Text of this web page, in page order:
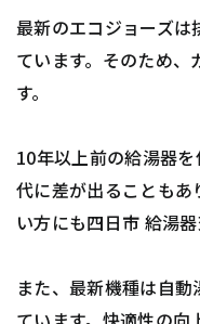
最新のエコジョーズ
ています。そのため、
す。
10年以上前の給湯器
代に差が出ることもあ
い方にも四日市 給湯器
また、最新機種は自